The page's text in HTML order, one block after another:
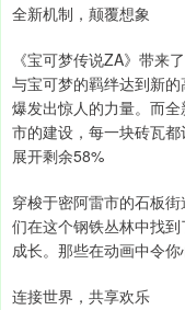
全新机制，颠覆想象
《宝可梦传说ZA》带来
与宝可梦的羁绊达到新
爆发出惊人的力量。而
市的建设，每一块砖瓦都
展开剩余58%
穿梭于密阿雷市的石板
们在这个钢铁丛林中找
成长。那些在动画中令你
连接世界，共享欢乐